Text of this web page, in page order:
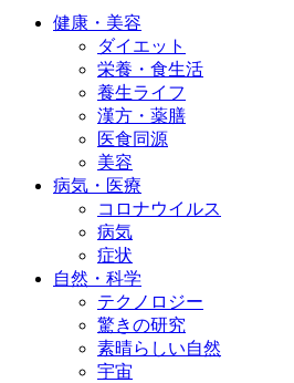
健康・美容
ダイエット
栄養・食生活
養生ライフ
漢方・薬膳
医食同源
美容
病気・医療
コロナウイルス
病気
症状
自然・科学
テクノロジー
驚きの研究
素晴らしい自然
宇宙